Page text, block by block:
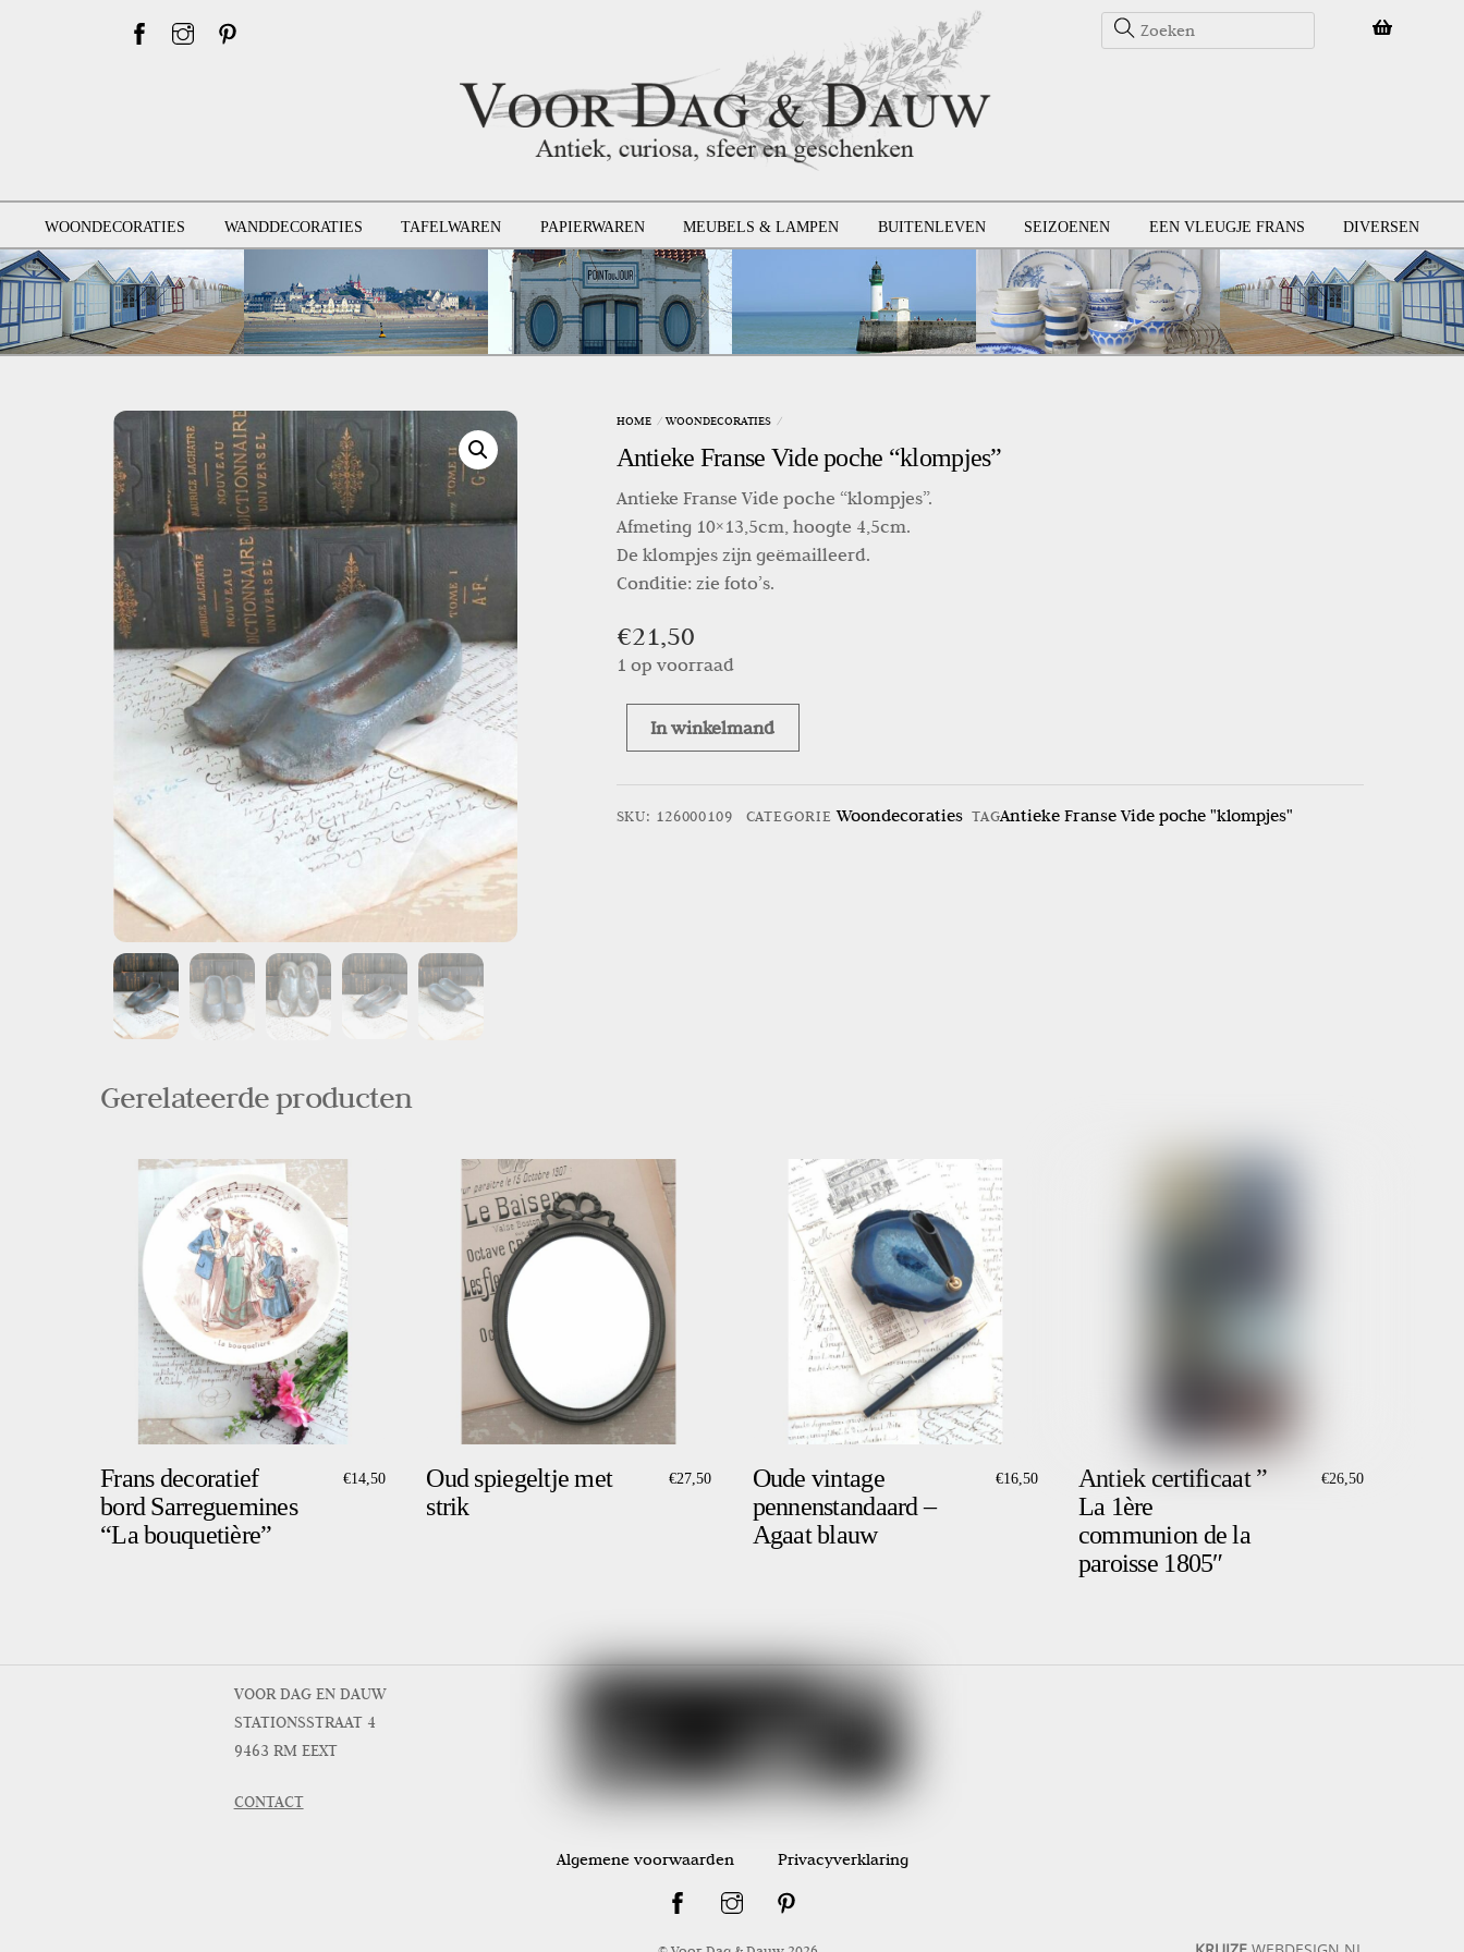
WOONDECORATIES WANDDECORATIES TAFELWAREN PAPIERWAREN MEUBELS & LAMPEN BUITENLEVEN SEIZOENEN EEN VLEUGJE FRANS DIVERSEN
HOME WOONDECORATIES
Antieke Franse Vide poche “klompjes”
Antieke Franse Vide poche “klompjes”.
Afmeting 10×13,5cm, hoogte 4,5cm.
De klompjes zijn geëmailleerd.
Conditie: zie foto’s.
€21,50
1 op voorraad
poche
In winkelmand
SKU: 126000109 CATEGORIEWoondecoraties TAGAntieke Franse Vide poche "klompjes"
Gerelateerde producten
Frans decoratief
bord Sarreguemines
“La bouquetière”
€14,50
Oud spiegeltje met
strik
€27,50
Oude vintage
pennenstandaard –
Agaat blauw
€16,50
Antiek certificaat ”
La 1ère
communion de la
paroisse 1805″
€26,50
VOOR DAG EN DAUW
STATIONSSTRAAT 4
9463 RM EEXT
CONTACT
Algemene voorwaarden Privacyverklaring